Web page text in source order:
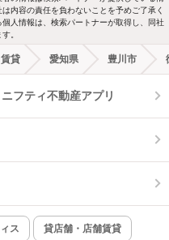
独立洗面台
都市ガス
オートロック
インターネット無料
内容の責任を負わないことを予めご了承く
人情報は、検索パートナーが取得し、同社
。
賃貸 愛知県 豊川市
ニフティ不動産アプリ
ス 貸店舗・店舗賃貸